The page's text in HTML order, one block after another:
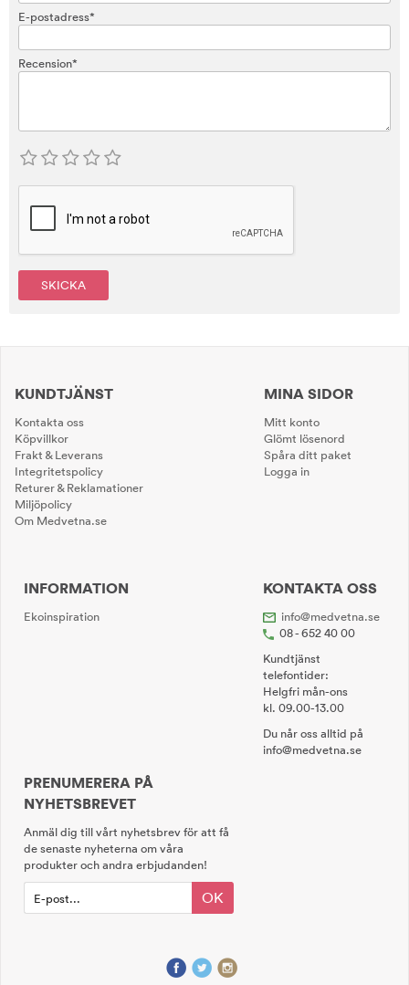
E-postadress*
Recension*
SKICKA
KUNDTJÄNST
Kontakta oss
Köpvillkor
Frakt & Leverans
Integritetspolicy
Returer & Reklamationer
Miljöpolicy
Om Medvetna.se
MINA SIDOR
Mitt konto
Glömt lösenord
Spåra ditt paket
Logga in
INFORMATION
Ekoinspiration
KONTAKTA OSS
info@medvetna.se
08 - 652 40 00
Kundtjänst
telefontider:
Helgfri mån-ons
kl. 09.00-13.00
Du når oss alltid på
info@medvetna.se
PRENUMERERA PÅ
NYHETSBREVET
Anmäl dig till vårt nyhetsbrev för att få
de senaste nyheterna om våra
produkter och andra erbjudanden!
OK